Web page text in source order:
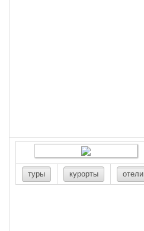
туры курорты отели